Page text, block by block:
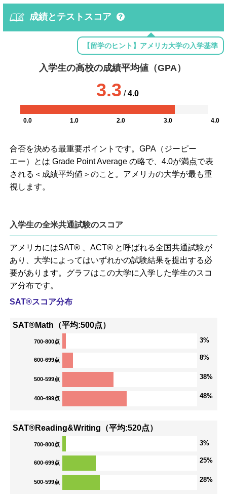
成績とテストスコア
【留学のヒント】アメリカ大学の入学基準
入学生の高校の成績平均値（GPA）
3.3 /4.0
0.0 1.0 2.0 3.0 4.0
合否を決める最重要ポイントです。GPA（ジーピー
エー）とは Grade Point Average の略で、4.0が満点で表
される＜成績平均値＞のこと。アメリカの大学が最も重
視します。
入学生の全米共通試験のスコア
アメリカにはSAT® 、ACT® と呼ばれる全国共通試験が
あり、大学によってはいずれかの試験結果を提出する必
要があります。グラフはこの大学に入学した学生のスコ
ア分布です。
SAT®スコア分布
SAT®Math（平均:500点）
700-800点 3%
600-699点 8%
500-599点 38%
400-499点 48%
SAT®Reading&Writing（平均:520点）
700-800点 3%
600-699点 25%
500-599点 28%